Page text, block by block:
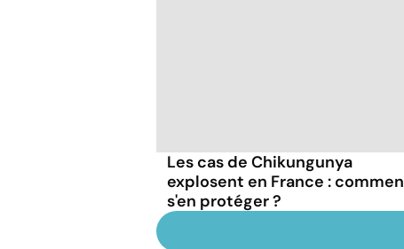
Les cas de Chikungunya
explosent en France :
s'en protéger ?